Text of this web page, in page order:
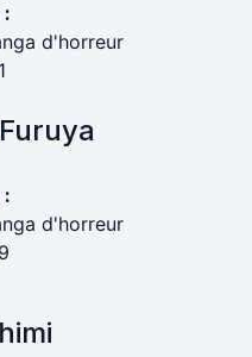
d'horreur
d'horreur